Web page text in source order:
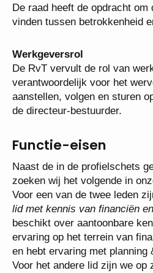
klankbordfunctie, voert de
bestuurder en geeft gevraagd
vinden tussen betrokkenheid
distantie.
Werkgeversrol
De RvT vervult de rol van
aanstellen, volgen en sturen
de directeur-bestuurder.
Functie-eisen
Naast de in de profielschets
eisen, zoeken wij het
Voor een van de twee leden
eenlid met kennis van
Je beschikt over aantoonbare